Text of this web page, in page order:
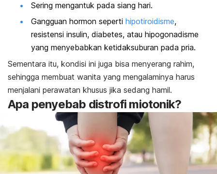
Sering mengantuk pada siang hari.
Gangguan hormon seperti hipotiroidisme,
resistensi insulin, diabetes, atau hipogonadisme
yang menyebabkan ketidaksuburan pada pria.
Sementara itu, kondisi ini juga bisa menyerang rahim,
sehingga membuat wanita yang mengalaminya harus
menjalani perawatan khusus jika sedang hamil.
Apa penyebab distrofi miotonik?